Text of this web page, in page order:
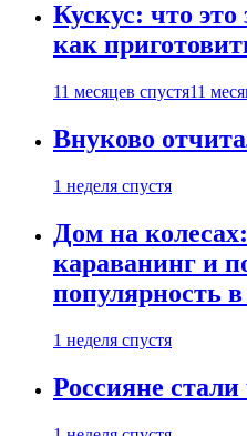
Кускус: что это
как
11 месяцев спустя11
Внуково
1 неделя спустя
Дом на
караванинг и
популярность
1 неделя спустя
Россияне